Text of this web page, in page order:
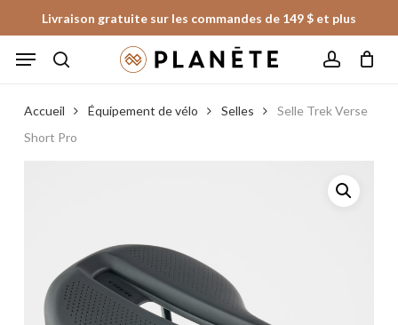
to
main
Livraison gratuite sur les commandes de 149 $ et plus
Menu
Fermer
le
panier
Accueil Équipement de vélo Selles
Selle Trek Verse
Short Pro